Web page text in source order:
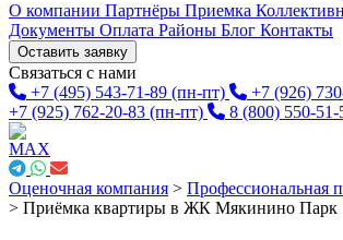
О компании Партнёры Приемка
Документы Оплата Районы Блог Контакты
Оставить заявку
Связаться с нами
+7 (495) 543-71-89 (пн-пт) +7 (926)
+7 (925) 762-20-83 (пн-пт) 8 (800) 550-51-
Оценочная компания > Профессиональная
> Приёмка квартиры в ЖК Мякинино Парк